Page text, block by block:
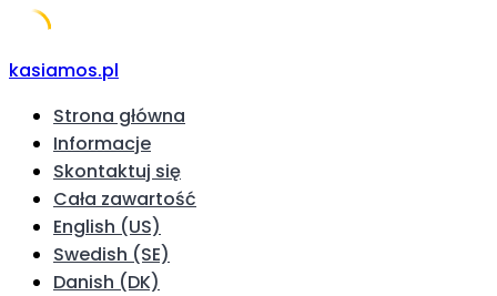
Skip
content
kasiamos.pl
Strona główna
Informacje
Skontaktuj się
Cała zawartość
English (US)
Swedish (SE)
Danish (DK)